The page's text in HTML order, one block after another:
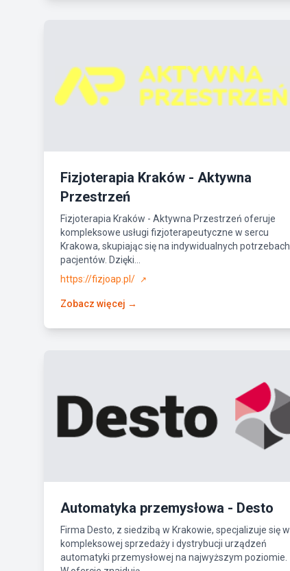
Fizjoterapia Kraków - Aktywna
Przestrzeń
Fizjoterapia Kraków - Aktywna Przestrzeń oferuje
kompleksowe usługi fizjoterapeutyczne w sercu
Krakowa, skupiając się na indywidualnych potrzebach
pacjentów. Dzięki...
https://fizjoap.pl/
↗
Zobacz więcej →
Automatyka przemysłowa - Desto
Firma Desto, z siedzibą w Krakowie, specjalizuje się w
kompleksowej sprzedaży i dystrybucji urządzeń
automatyki przemysłowej na najwyższym poziomie.